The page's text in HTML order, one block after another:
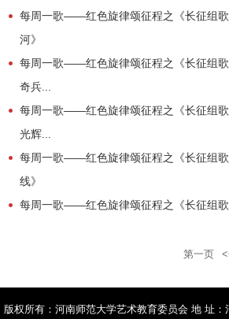
每周一歌——红色旋律颂征程之《长征组
河》
每周一歌——红色旋律颂征程之《长征组
奇兵...
每周一歌——红色旋律颂征程之《长征组
光辉...
每周一歌——红色旋律颂征程之《长征组
线》
每周一歌——红色旋律颂征程之《长征组歌
第一页
版权所有：河南师范大学艺术教育委员会 地 址